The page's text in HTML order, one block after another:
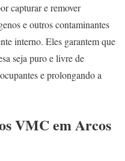
capturar e remover
e outros contaminantes
interno. Eles garantem que
seja puro e livre de
e prolongando a
VMC em Arcos